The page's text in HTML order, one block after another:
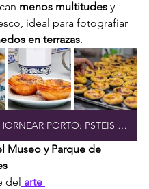
menos multitudes y
ideal para fotografiar
en terrazas.
CLASE DE HORNEAR PORTO: PSTEIS DE NATA
Museo y Parque de
del arte